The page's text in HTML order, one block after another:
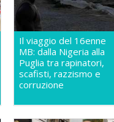
Il viaggio del 16enne
MB: dalla Nigeria alla
Puglia tra rapinatori,
scafisti, razzismo e
corruzione